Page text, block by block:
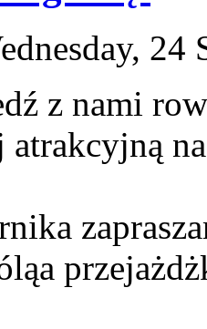
24
z nami